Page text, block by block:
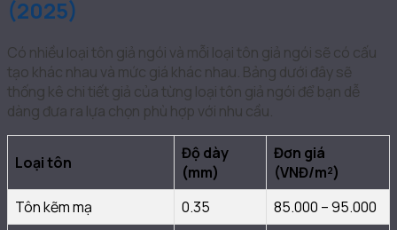
(2025)
Có nhiều loại tôn giả ngói và mỗi loại tôn giả ngói sẽ có cấu
tạo khác nhau và mức giá khác nhau. Bảng dưới đây sẽ
thống kê chi tiết giả của từng loại tôn giả ngói để bạn dễ
dàng đưa ra lựa chọn phù hợp với nhu cầu.
Loại tôn
Độ dày
(mm)
Đơn giá
(VNĐ/m²)
Tôn kẽm mạ
0.35
85.000 – 95.000